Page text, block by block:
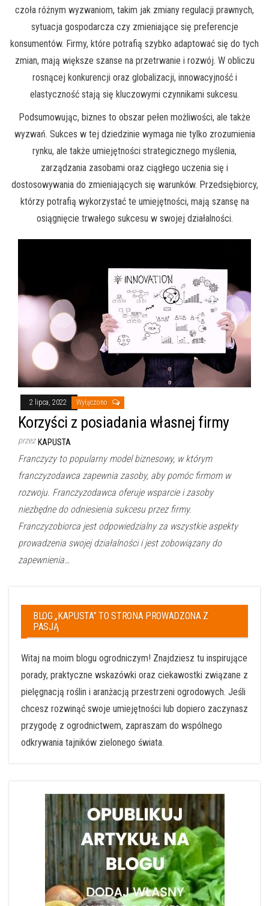
czoła różnym wyzwaniom, takim jak zmiany regulacji prawnych,
sytuacja gospodarcza czy zmieniające się preferencje
konsumentów. Firmy, które potrafią szybko adaptować się do tych
zmian, mają większe szanse na przetrwanie i rozwój. W obliczu
rosnącej konkurencji oraz globalizacji, innowacyjność i
elastyczność stają się kluczowymi czynnikami sukcesu.
Podsumowując, biznes to obszar pełen możliwości, ale także
wyzwań. Sukces w tej dziedzinie wymaga nie tylko zrozumienia
rynku, ale także umiejętności strategicznego myślenia,
zarządzania zasobami oraz ciągłego uczenia się i
dostosowywania do zmieniających się warunków. Przedsiębiorcy,
którzy potrafią wykorzystać te umiejętności, mają szansę na
osiągnięcie trwałego sukcesu w swojej działalności.
2 lipca, 2022 Wyłączono
Korzyści z posiadania własnej firmy
przez KAPUSTA
Franczyzy to popularny model biznesowy, w którym
franczyzodawca zapewnia zasoby, aby pomóc firmom w
rozwoju. Franczyzodawca oferuje wsparcie i zasoby
niezbędne do odniesienia sukcesu przez firmy.
Franczyzobiorca jest odpowiedzialny za wszystkie aspekty
prowadzenia swojej działalności i jest zobowiązany do
zapewnienia…
BLOG „KAPUSTA” TO STRONA PROWADZONA Z
PASJĄ
Witaj na moim blogu ogrodniczym! Znajdziesz tu inspirujące
porady, praktyczne wskazówki oraz ciekawostki związane z
pielęgnacją roślin i aranżacją przestrzeni ogrodowych. Jeśli
chcesz rozwinąć swoje umiejętności lub dopiero zaczynasz
przygodę z ogrodnictwem, zapraszam do wspólnego
odkrywania tajników zielonego świata.